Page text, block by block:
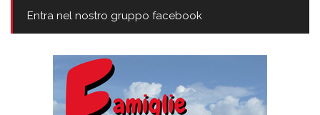
Entra nel nostro gruppo facebook